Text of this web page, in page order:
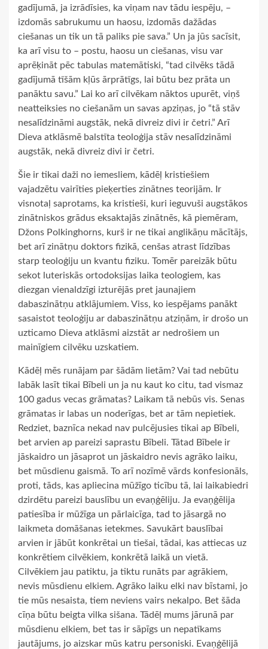
gadījumā, ja izrādīsies, ka viņam nav tādu iespēju, –
izdomās sabrukumu un haosu, izdomās dažādas
ciešanas un tik un tā paliks pie sava.” Un ja jūs sacīsit,
ka arī visu to – postu, haosu un ciešanas, visu var
aprēķināt pēc tabulas matemātiski, “tad cilvēks tādā
gadījumā tīšām kļūs ārprātīgs, lai būtu bez prāta un
panāktu savu.” Lai ko arī cilvēkam nāktos upurēt, viņš
neatteiksies no ciešanām un savas apziņas, jo “tā stāv
nesalīdzināmi augstāk, nekā divreiz divi ir četri.” Arī
Dieva atklāsmē balstīta teoloģija stāv nesalīdzināmi
augstāk, nekā divreiz divi ir četri.
Šie ir tikai daži no iemesliem, kādēļ kristiešiem
vajadzētu vairīties pieķerties zinātnes teorijām. Ir
visnotaļ saprotams, ka kristieši, kuri ieguvuši augstākos
zinātniskos grādus eksaktajās zinātnēs, kā piemēram,
Džons Polkinghorns, kurš ir ne tikai anglikāņu mācītājs,
bet arī zinātņu doktors fizikā, cenšas atrast līdzības
starp teoloģiju un kvantu fiziku. Tomēr pareizāk būtu
sekot luteriskās ortodoksijas laika teologiem, kas
diezgan vienaldzīgi izturējās pret jaunajiem
dabaszinātņu atklājumiem. Viss, ko iespējams panākt
sasaistot teoloģiju ar dabaszinātņu atziņām, ir drošo un
uzticamo Dieva atklāsmi aizstāt ar nedrošiem un
mainīgiem cilvēku uzskatiem.
Kādēļ mēs runājam par šādām lietām? Vai tad nebūtu
labāk lasīt tikai Bībeli un ja nu kaut ko citu, tad vismaz
100 gadus vecas grāmatas? Laikam tā nebūs vis. Senas
grāmatas ir labas un noderīgas, bet ar tām nepietiek.
Redziet, baznīca nekad nav pulcējusies tikai ap Bībeli,
bet arvien ap pareizi saprastu Bībeli. Tātad Bībele ir
jāskaidro un jāsaprot un jāskaidro nevis agrāko laiku,
bet mūsdienu gaismā. To arī nozīmē vārds konfesionāls,
proti, tāds, kas apliecina mūžīgo ticību tā, lai laikabiedri
dzirdētu pareizi bauslību un evaņģēliju. Ja evaņģēlija
patiesība ir mūžīga un pārlaicīga, tad to jāsargā no
laikmeta domāšanas ietekmes. Savukārt bauslībai
arvien ir jābūt konkrētai un tiešai, tādai, kas attiecas uz
konkrētiem cilvēkiem, konkrētā laikā un vietā.
Cilvēkiem jau patiktu, ja tiktu runāts par agrākiem,
nevis mūsdienu elkiem. Agrāko laiku elki nav bīstami, jo
tie mūs nesaista, tiem neviens vairs nekalpo. Bet šāda
cīņa būtu beigta vilka sišana. Tādēļ mums jārunā par
mūsdienu elkiem, bet tas ir sāpīgs un nepatīkams
jautājums, jo aizskar mūs katru personiski. Evaņģēlijā